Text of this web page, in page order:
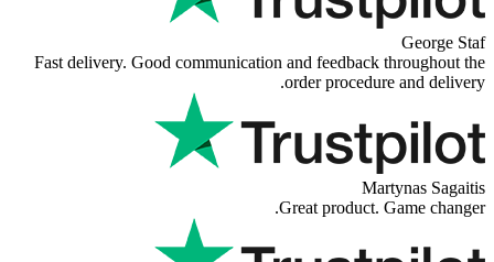
Fast delivery. Good communication